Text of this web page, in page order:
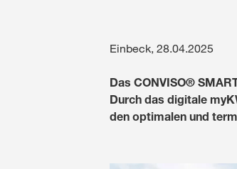
Einbeck, 28.04.2025
Das CONVISO®
Durch das digitale
den optimalen und